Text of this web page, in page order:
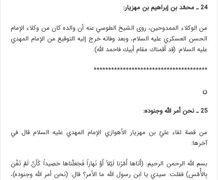
24 ـ محمّد بن إبراهيم بن مهزيار:
من الوكلاء الممدوحين، روى الشيخ الطوسي عنه أن والده كان من وكلاء الإمام
الحسن العسكري عليه السلام، وبعد وفاته خرج إليه التوقيع من الإمام المهدي
عليه السلام: (قد أقمناك مقام أبيك فاحمد الله).
***************************************
ن
25 ـ نحن أمر الله وجنوده:
من قصة لقاء عليّ بن مهزيار الأهوازي الإمام المهدي عليه السلام قال في
آخرها:
بسم الله الرحمن الرحيم: (أَتاها أَمْرُنا لَيْلاً أَوْ نَهاراً فَجَعَلْناها حَصِيداً كَأَنْ لَمْ تَغْنَ
بِالأَْمْسِ) فقلت: سيدي يا ابن رسول الله ما الأمر؟ قال: (نحن أمر الله وجنوده)،